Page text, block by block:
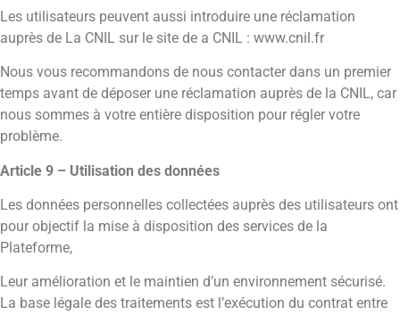
Les utilisateurs peuvent aussi introduire une réclamation
auprès de La CNIL sur le site de a CNIL : www.cnil.fr
Nous vous recommandons de nous contacter dans un premier
temps avant de déposer une réclamation auprès de la CNIL, car
nous sommes à votre entière disposition pour régler votre
problème.
Article 9 – Utilisation des données
Les données personnelles collectées auprès des utilisateurs ont
pour objectif la mise à disposition des services de la
Plateforme,
Leur amélioration et le maintien d’un environnement sécurisé.
La base légale des traitements est l’exécution du contrat entre